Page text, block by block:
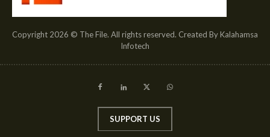
Copyright 2026 © The File. All rights reserved. Created By Kalahamsa
Infotech
SUPPORT US